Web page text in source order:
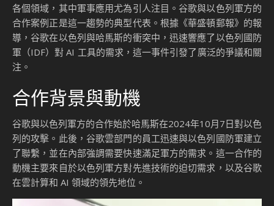
各個領域，其中軍事應用尤為引人注目。谷歌與以色列軍方的
合作案例正是這一趨勢的典型代表。根據《華盛頓郵報》的報
導，谷歌在以色列與哈馬斯的衝突中，迅速響應了以色列國防
軍（IDF）對 AI 工具的需求，這一事件引發了廣泛的爭議和關
注。
合作背景與動機
谷歌與以色列軍方的合作始於哈馬斯在2024年10月7日對以色
列的攻擊。此後，谷歌雲部門的員工迅速與以色列國防軍建立
了聯繫，並在內部強調需要快速滿足軍方的需求。這一合作的
動機主要來自於以色列軍方對先進技術的迫切需求，以及谷歌
在雲計算和 AI 領域的領先地位。